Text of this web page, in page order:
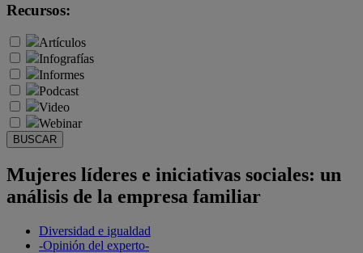
Recursos:
Artículos
Infografías
Informes
Podcast
Video
Webinar
BUSCAR
Mujeres líderes e iniciativas sociales: un
análisis de la empresa familiar
Diversidad e igualdad
-Opinión del experto-